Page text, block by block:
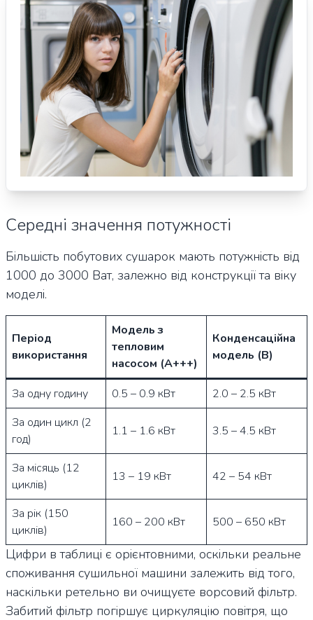
Середні значення потужності
Більшість побутових сушарок мають потужність від
1000 до 3000 Ват, залежно від конструкції та віку
моделі.
Період
використання
Модель з
тепловим
насосом (A+++)
Конденсаційна
модель (B)
За одну годину 0.5 – 0.9 кВт
2.0 – 2.5 кВт
За один цикл (2
год)
1.1 – 1.6 кВт 3.5 – 4.5 кВт
За місяць (12
циклів)
13 – 19 кВт 42 – 54 кВт
За рік (150
циклів)
160 – 200 кВт 500 – 650 кВт
Цифри в таблиці є орієнтовними, оскільки реальне
споживання сушильної машини залежить від того,
наскільки ретельно ви очищуєте ворсовий фільтр.
Забитий фільтр погіршує циркуляцію повітря, що